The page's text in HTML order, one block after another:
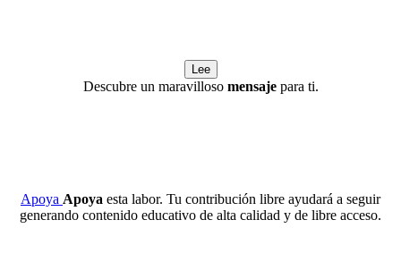
Lee
Descubre un maravilloso mensajepara ti.
Apoya Apoya esta labor. Tu contribución libre ayudará a seguir
generando contenido educativo de alta calidad y de libre acceso.